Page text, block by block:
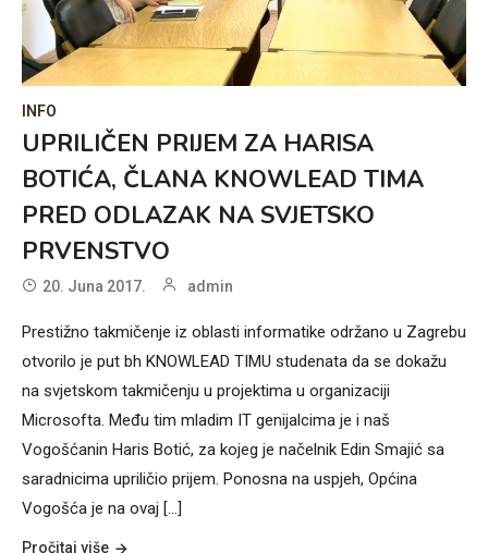
INFO
UPRILIČEN PRIJEM ZA HARISA
BOTIĆA, ČLANA KNOWLEAD TIMA
PRED ODLAZAK NA SVJETSKO
PRVENSTVO
20. Juna 2017. admin
Prestižno takmičenje iz oblasti informatike održano u Zagrebu
otvorilo je put bh KNOWLEAD TIMU studenata da se dokažu
na svjetskom takmičenju u projektima u organizaciji
Microsofta. Među tim mladim IT genijalcima je i naš
Vogošćanin Haris Botić, za kojeg je načelnik Edin Smajić sa
saradnicima upriličio prijem. Ponosna na uspjeh, Općina
Vogošća je na ovaj [...]
Pročitaj više